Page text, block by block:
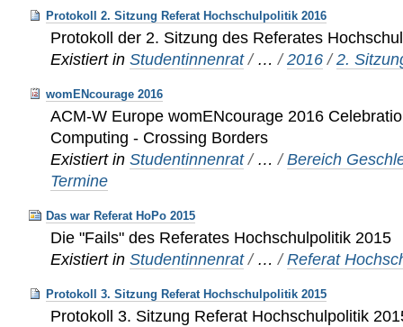
Protokoll 2. Sitzung Referat Hochschulpolitik 2016
Protokoll der 2. Sitzung des Referates
Existiert in Studentinnenrat / …/2016 /2.
womENcourage 2016
ACM-W Europe womENcourage 2016
Computing - Crossing Borders
Existiert in Studentinnenrat / …/Bereich
Termine
Das war Referat HoPo 2015
Die "Fails" des Referates Hochschulpolitik 2015
Existiert in Studentinnenrat / …/Referat
Protokoll 3. Sitzung Referat Hochschulpolitik 2015
Protokoll 3. Sitzung Referat Hochschulpolitik